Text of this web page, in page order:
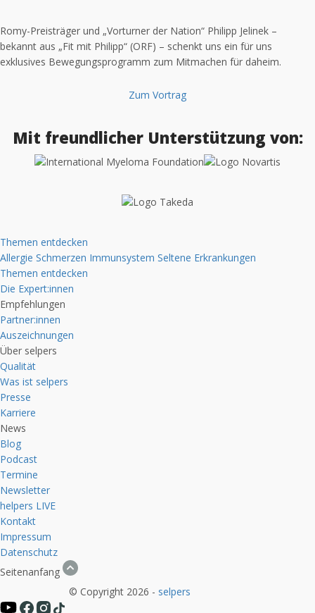
Romy-Preisträger und „Vorturner der Nation“ Philipp Jelinek –
bekannt aus „Fit mit Philipp“ (ORF) – schenkt uns ein für uns
exklusives Bewegungsprogramm zum Mitmachen für daheim.
Zum Vortrag
Mit freundlicher Unterstützung von:
Themen entdecken
Allergie Schmerzen Immunsystem Seltene Erkrankungen
Themen entdecken
Die Expert:innen
Empfehlungen
Partner:innen
Auszeichnungen
Über selpers
Qualität
Was ist selpers
Presse
Karriere
News
Blog
Podcast
Termine
Newsletter
helpers LIVE
Kontakt
Impressum
Datenschutz
Seitenanfang
© Copyright 2026 - selpers